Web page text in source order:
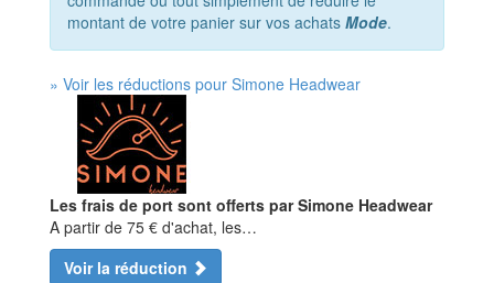
montant de votre panier sur vos achats Mode.
» Voir les réductions pour Simone Headwear
Les frais de port sont offerts par Simone Headwear
A partir de 75 € d'achat, les…
Voir la réduction